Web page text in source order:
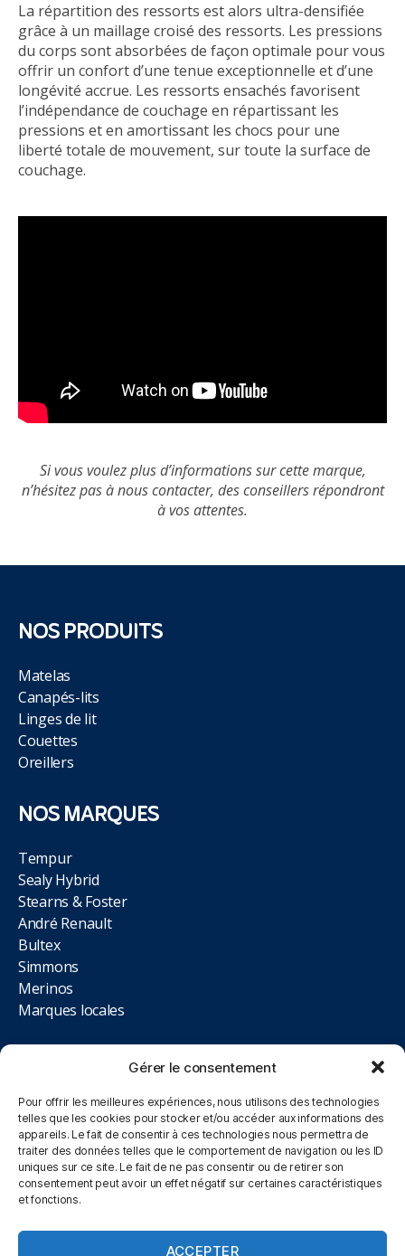
Gérer le consentement
Pour offrir les meilleures expériences, nous utilisons des technologies
telles que les cookies pour stocker et/ou accéder aux informations des
appareils. Le fait de consentir à ces technologies nous permettra de
traiter des données telles que le comportement de navigation ou les ID
uniques sur ce site. Le fait de ne pas consentir ou de retirer son
consentement peut avoir un effet négatif sur certaines caractéristiques
et fonctions.
ACCEPTER
La répartition des ressorts est alors ultra-densifiée
grâce à un maillage croisé des ressorts. Les pressions
du corps sont absorbées de façon optimale pour vous
offrir un confort d’une tenue exceptionnelle et d’une
longévité accrue. Les ressorts ensachés favorisent
l’indépendance de couchage en répartissant les
pressions et en amortissant les chocs pour une
liberté totale de mouvement, sur toute la surface de
couchage.
Si vous voulez plus d’informations sur cette marque,
n’hésitez pas à nous contacter, des conseillers répondront
à vos attentes.
NOS PRODUITS
Matelas
Canapés-lits
Linges de lit
Couettes
Oreillers
NOS MARQUES
Tempur
Sealy Hybrid
Stearns & Foster
André Renault
Bultex
Simmons
Merinos
Marques locales
LIENS UTILES
Promotions
Blog
Contact
Magasin
NOUS TROUVER